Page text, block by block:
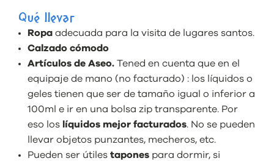
Qué llevar
Ropa adecuada para la visita de lugares santos.
Calzado cómodo
Artículos de Aseo. Tened en cuenta que en el
equipaje de mano (no facturado) : los líquidos o
geles tienen que ser de tamaño igual o inferior a
100ml e ir en una bolsa zip transparente. Por
eso los líquidos mejor facturados. No se pueden
llevar objetos punzantes, mecheros, etc.
Pueden ser útiles tapones para dormir, si